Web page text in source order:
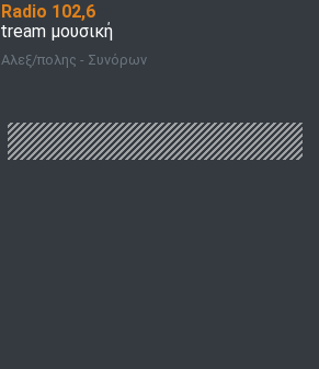
102,6
μουσική
Αλεξ/πολης - Συνόρων